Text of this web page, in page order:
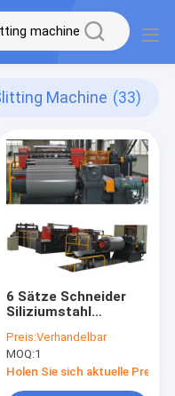
Machine (33)
6 Sätze Schneider
Siliziumstahl
Transformator
Kernschneider
Herstellung von
Stahlband
Preis:Verhandelbar
MOQ:1
Holen Sie sich aktuelle Preis